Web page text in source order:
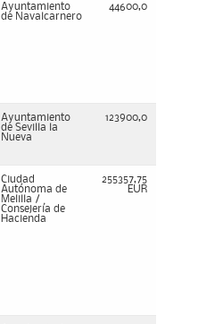
Ayuntamiento
de Navalcarnero
44600,0
Ayuntamiento
de Sevilla la
Nueva
123900,0
Ciudad
Autónoma de
Melilla /
Consejería de
Hacienda
255357,75
EUR